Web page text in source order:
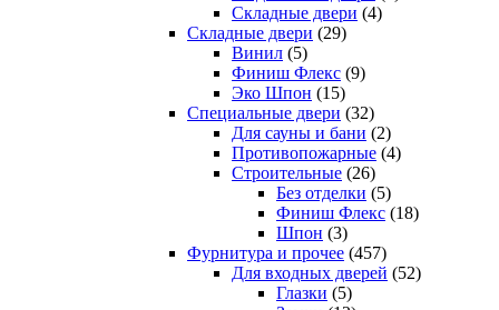
Складные двери (4)
Складные двери (29)
Винил (5)
Финиш Флекс (9)
Эко Шпон (15)
Специальные двери (32)
Для сауны и бани (2)
Противопожарные (4)
Строительные (26)
Без отделки (5)
Финиш Флекс (18)
Шпон (3)
Фурнитура и прочее (457)
Для входных дверей (52)
Глазки (5)